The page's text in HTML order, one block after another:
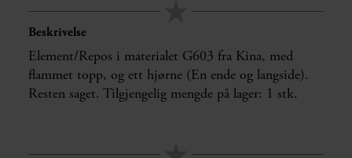
Beskrivelse
Element/Repos i materialet G603 fra Kina, med
flammet topp, og ett hjørne (En ende og langside).
Resten saget. Tilgjengelig mengde på lager: 1 stk.